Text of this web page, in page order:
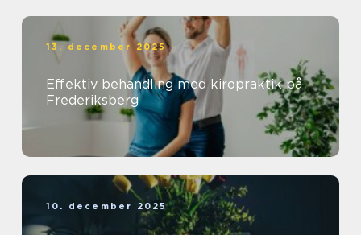
13. december 2025
Effektiv behandling med kiropraktik på
Frederiksberg
10. december 2025